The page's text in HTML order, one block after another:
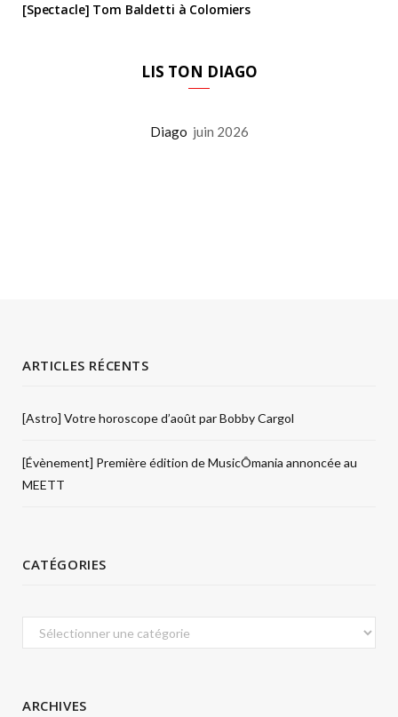
[Spectacle] Tom Baldetti à Colomiers
LIS TON DIAGO
Diago juin 2026
ARTICLES RÉCENTS
[Astro] Votre horoscope d’août par Bobby Cargol
[Évènement] Première édition de MusicÔmania annoncée au
MEETT
CATÉGORIES
Catégories
ARCHIVES